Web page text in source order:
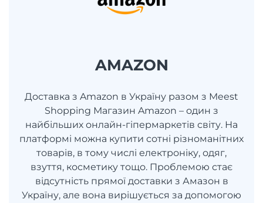
AMAZON
Доставка з Amazon в Україну разом з Meest
Shopping Магазин Amazon – один з
найбільших онлайн-гіпермаркетів світу. На
платформі можна купити сотні різноманітних
товарів, в тому числі електроніку, одяг,
взуття, косметику тощо. Проблемою стає
відсутність прямої доставки з Амазон в
Україну, але вона вирішується за допомогою